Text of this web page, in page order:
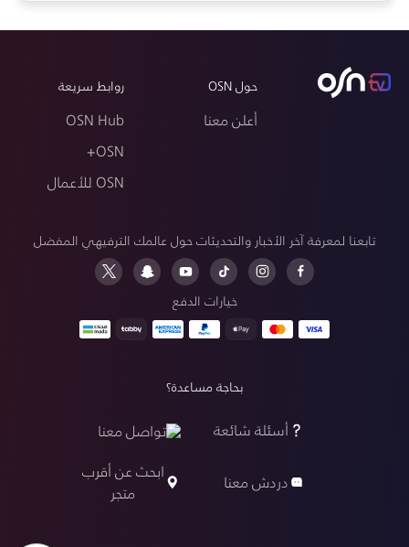
حول OSN
أعلن معنا
روابط سريعة
OSN Hub
OSN+
OSN للأعمال
تابعنا لمعرفة آخر الأخبار والتحديثات حول عالمك الترفيهي المفضل
خيارات الدفع
بحاجة مساعدة؟
أسئلة شائعة
تواصل معنا
دردش معنا
ابحث عن أقرب
متجر